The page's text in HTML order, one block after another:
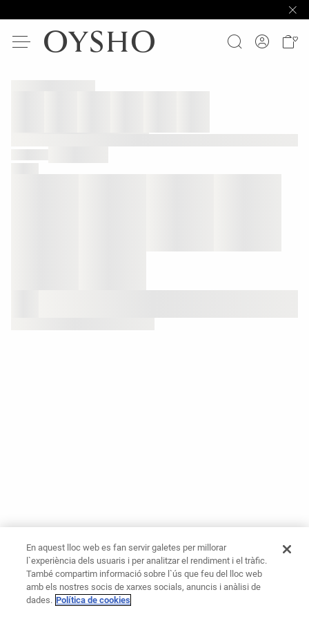
En aquest lloc web es fan servir galetes per millorar
l`experiència dels usuaris i per analitzar el rendiment i el tràfic.
També compartim informació sobre l`ús que feu del lloc web
amb els nostres socis de xarxes socials, anuncis i anàlisi de
dades. Política de cookies